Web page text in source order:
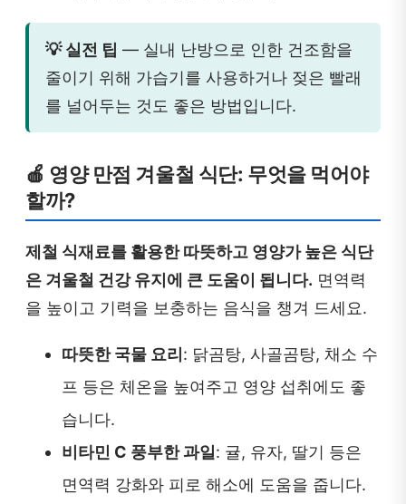
💡 실전 팁 — 실내 난방으로 인한 건조함을
줄이기 위해 가습기를 사용하거나 젖은 빨래
를 널어두는 것도 좋은 방법입니다.
🍎 영양 만점 겨울철 식단: 무엇을 먹어야
할까?
제철 식재료를 활용한 따뜻하고 영양가 높은 식단
은 겨울철 건강 유지에 큰 도움이 됩니다. 면역력
을 높이고 기력을 보충하는 음식을 챙겨 드세요.
따뜻한 국물 요리 : 닭곰탕, 사골곰탕, 채소 수
프 등은 체온을 높여주고 영양 섭취에도 좋
습니다.
비타민 C 풍부한 과일 : 귤, 유자, 딸기 등은
면역력 강화와 피로 해소에 도움을 줍니다.